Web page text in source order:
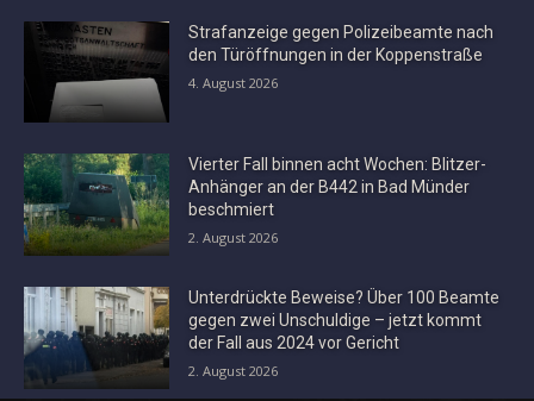
Strafanzeige gegen Polizeibeamte nach
den Türöffnungen in der Koppenstraße
4. August 2026
Vierter Fall binnen acht Wochen: Blitzer-
Anhänger an der B442 in Bad Münder
beschmiert
2. August 2026
Unterdrückte Beweise? Über 100 Beamte
gegen zwei Unschuldige – jetzt kommt
der Fall aus 2024 vor Gericht
2. August 2026